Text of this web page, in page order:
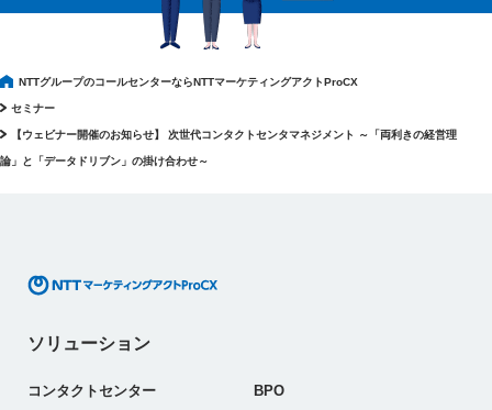
NTTグループのコールセンターならNTTマーケティングアクトProCX
セミナー
【ウェビナー開催のお知らせ】 次世代コンタクトセンタマネジメント ～「両利きの経営理
論」と「データドリブン」の掛け合わせ～
ソリューション
コンタクトセンター BPO